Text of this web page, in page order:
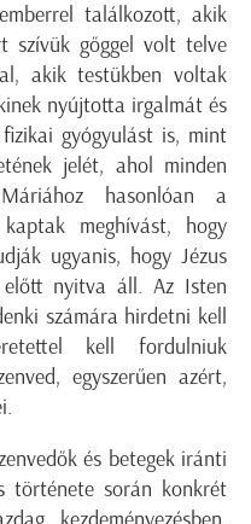
találkozott, akik
szívük gőggel volt telve
akik testükben voltak
nyújtotta irgalmát és
gyógyulást is, mint
jelét, ahol minden
hasonlóan a
meghívást, hogy
ugyanis, hogy Jézus
előtt nyitva áll. Az Isten
számára hirdetni kell
kell fordulniuk
egyszerűen azért,
és betegek iránti
története során konkrét